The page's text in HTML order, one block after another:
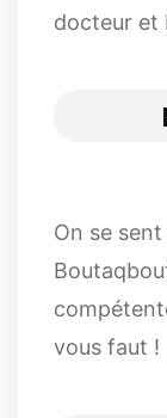
docteur et
On se
vous faut !